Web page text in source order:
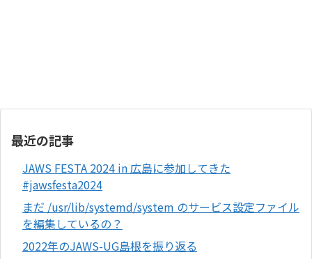
最近の記事
JAWS FESTA 2024 in 広島に参加してきた
#jawsfesta2024
まだ /usr/lib/systemd/system のサービス設定ファイル
を編集しているの？
2022年のJAWS-UG島根を振り返る